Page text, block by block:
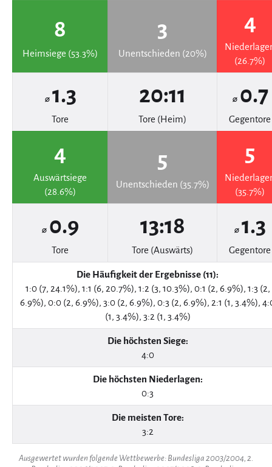
8
Heimsiege (53.3%)
3
Unentschieden (20%)
4
(26.7%)
⌀ 1.3
Tore
20:11
Tore (Heim)
⌀ 0.7
Gegentore
4
Auswärtsiege
(28.6%)
5
Unentschieden (35.7%)
5
(35.7%)
⌀ 0.9
Tore
13:18
Tore (Auswärts)
⌀ 1.3
Gegentore
Die Häufigkeit der Ergebnisse (11):
1:0 (7, 24.1%), 1:1 (6, 20.7%), 1:2 (3, 10.3%), 0:1 (2, 6.9%), 1:3 (2,
6.9%), 0:0 (2, 6.9%), 3:0 (2, 6.9%), 0:3 (2, 6.9%), 2:1 (1, 3.4%),
(1, 3.4%), 3:2 (1, 3.4%)
Die höchsten Siege:
4:0
Die höchsten Niederlagen:
0:3
Die meisten Tore:
3:2
Ausgewertet wurden folgende Wettbewerbe: Bundesliga 2003/2004, 2.